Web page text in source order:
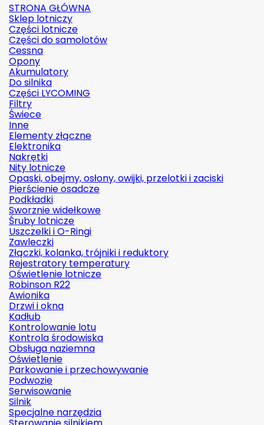
STRONA GŁÓWNA
Sklep lotniczy
Części lotnicze
Części do samolotów
Cessna
Opony
Akumulatory
Do silnika
Części LYCOMING
Filtry
Świece
Inne
Elementy złączne
Elektronika
Nakrętki
Nity lotnicze
Opaski, obejmy, osłony, owijki, przelotki i zaciski
Pierścienie osadcze
Podkładki
Sworznie widełkowe
Śruby lotnicze
Uszczelki i O-Ringi
Zawleczki
Złączki, kolanka, trójniki i reduktory
Rejestratory temperatury
Oświetlenie lotnicze
Robinson R22
Awionika
Drzwi i okna
Kadłub
Kontrolowanie lotu
Kontrola środowiska
Obsługa naziemna
Oświetlenie
Parkowanie i przechowywanie
Podwozie
Serwisowanie
Silnik
Specjalne narzędzia